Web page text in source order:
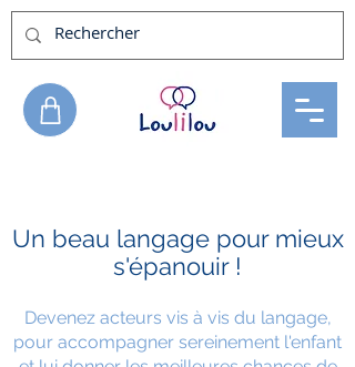
Un beau langage pour mieux
s'épanouir !
Devenez acteurs vis à vis du langage,
pour accompagner sereinement l'enfant